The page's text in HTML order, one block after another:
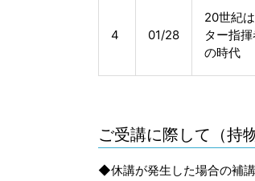
4 01/28
20世紀
ター指
の時代
ご受講に際して（持
◆休講が発生した場合の補